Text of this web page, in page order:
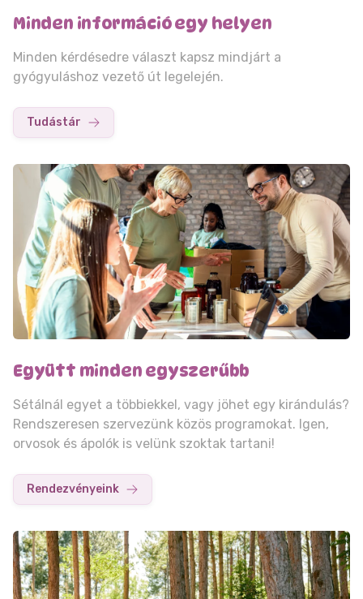
Minden információ egy helyen
Minden kérdésedre választ kapsz mindjárt a
gyógyuláshoz vezető út legelején.
Tudástár
Együtt minden egyszerűbb
Sétálnál egyet a többiekkel, vagy jöhet egy kirándulás?
Rendszeresen szervezünk közös programokat. Igen,
orvosok és ápolók is velünk szoktak tartani!
Rendezvényeink